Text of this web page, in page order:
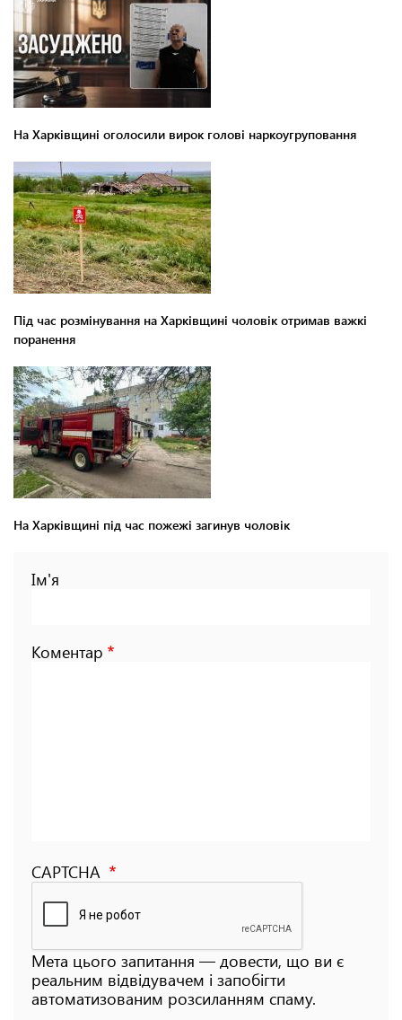
На Харківщині оголосили вирок голові наркоугруповання
Під час розмінування на Харківщині чоловік отримав важкі
поранення
На Харківщині під час пожежі загинув чоловік
Ім'я
Коментар
CAPTCHA
Мета цього запитання — довести, що ви є
реальним відвідувачем і запобігти
автоматизованим розсиланням спаму.